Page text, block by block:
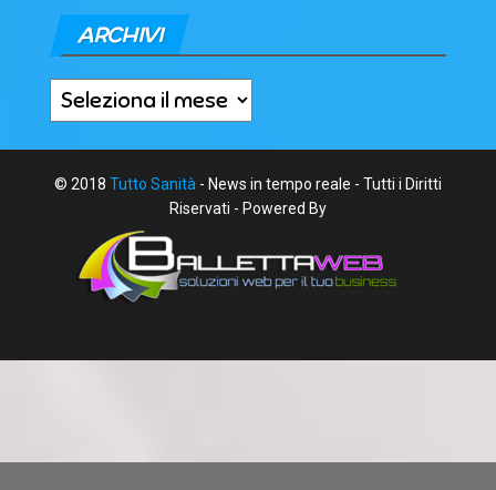
ARCHIVI
Archivi
© 2018 Tutto Sanità - News in tempo reale - Tutti i Diritti
Riservati - Powered By